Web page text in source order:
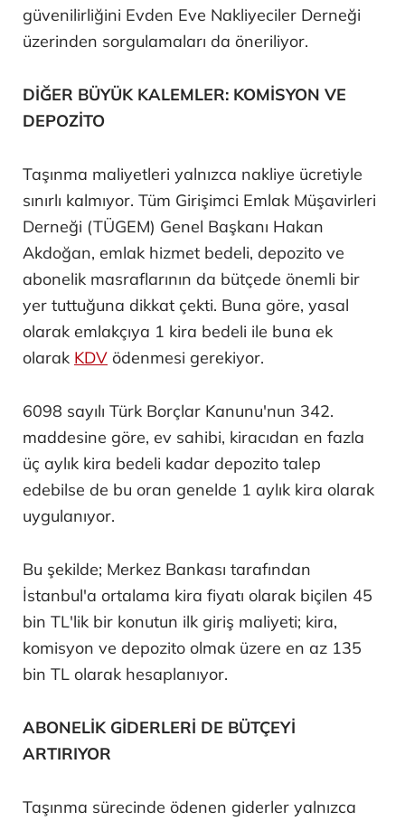
güvenilirliğini Evden Eve Nakliyeciler Derneği
üzerinden sorgulamaları da öneriliyor.
DİĞER BÜYÜK KALEMLER: KOMİSYON VE
DEPOZİTO
Taşınma maliyetleri yalnızca nakliye ücretiyle
sınırlı kalmıyor. Tüm Girişimci Emlak Müşavirleri
Derneği (TÜGEM) Genel Başkanı Hakan
Akdoğan, emlak hizmet bedeli, depozito ve
abonelik masraflarının da bütçede önemli bir
yer tuttuğuna dikkat çekti. Buna göre, yasal
olarak emlakçıya 1 kira bedeli ile buna ek
olarak KDV ödenmesi gerekiyor.
6098 sayılı Türk Borçlar Kanunu'nun 342.
maddesine göre, ev sahibi, kiracıdan en fazla
üç aylık kira bedeli kadar depozito talep
edebilse de bu oran genelde 1 aylık kira olarak
uygulanıyor.
Bu şekilde; Merkez Bankası tarafından
İstanbul'a ortalama kira fiyatı olarak biçilen 45
bin TL'lik bir konutun ilk giriş maliyeti; kira,
komisyon ve depozito olmak üzere en az 135
bin TL olarak hesaplanıyor.
ABONELİK GİDERLERİ DE BÜTÇEYİ
ARTIRIYOR
Taşınma sürecinde ödenen giderler yalnızca